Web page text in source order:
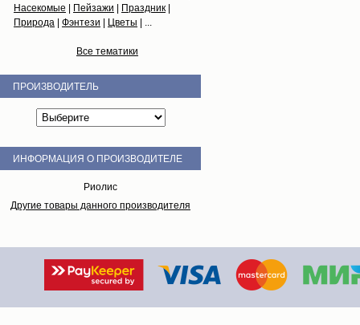
Насекомые
Пейзажи Праздник
Природа
Фэнтези Цветы | ...
Все тематики
ПРОИЗВОДИТЕЛЬ
ИНФОРМАЦИЯ О ПРОИЗВОДИТЕЛЕ
Риолис
Другие товары данного производителя